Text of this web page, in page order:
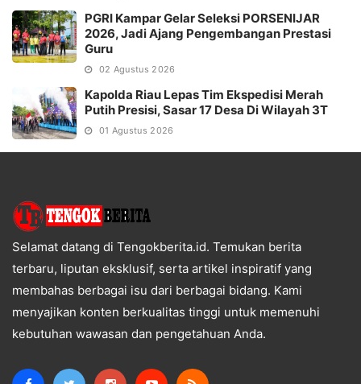
PGRI Kampar Gelar Seleksi PORSENIJAR
2026, Jadi Ajang Pengembangan Prestasi
Guru
02 Agustus 2026
Kapolda Riau Lepas Tim Ekspedisi Merah
Putih Presisi, Sasar 17 Desa Di Wilayah 3T
01 Agustus 2026
Selamat datang di Tengokberita.id. Temukan berita
terbaru, liputan eksklusif, serta artikel inspiratif yang
membahas berbagai isu dari berbagai bidang. Kami
menyajikan konten berkualitas tinggi untuk memenuhi
kebutuhan wawasan dan pengetahuan Anda.